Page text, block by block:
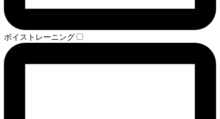
ボイストレーニング